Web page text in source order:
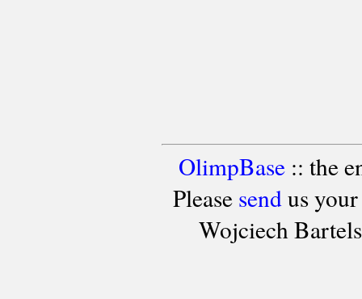
OlimpBase:: the
Please sendus your
Wojciech